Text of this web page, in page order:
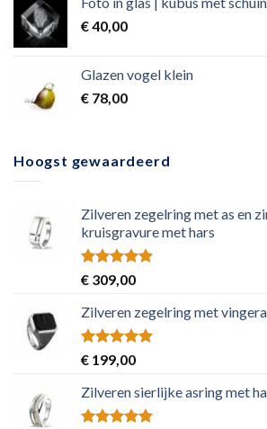
€40,00
Glazen vogel klein
€ 78,00
Hoogst gewaardeerd
Zilveren zegelring met as en
kruisgravure met hars
Rated5.00
out of 5
€ 309,00
Zilveren zegelring met
Rated5.00
out of 5
€ 199,00
Zilveren sierlijke asring met